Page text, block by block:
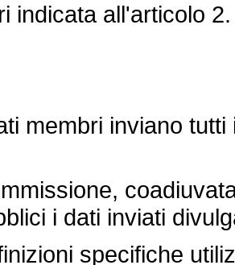
indicata all'articolo 2.
membri inviano tutti
i dati inviati
specifiche